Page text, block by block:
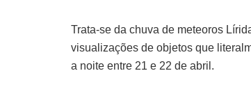
Trata-se da chuva de meteoros
visualizações de objetos que
a noite entre 21 e 22 de abril.